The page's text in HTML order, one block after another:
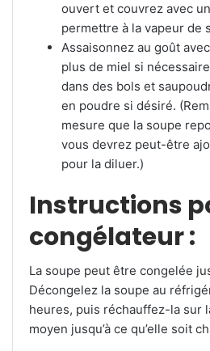
ouvert et couvrez avec
permettre à la vapeur de
Assaisonnez au goût
plus de miel si
dans des bols et
en poudre si désiré.
mesure que la soupe
vous devrez peut-être
pour la diluer.)
Instructions
congélateur :
La soupe peut être congelée
Décongelez la soupe au
heures, puis réchauffez-la sur
moyen jusqu’à ce qu’elle soit